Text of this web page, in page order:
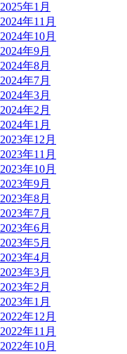
2025年1月
2024年11月
2024年10月
2024年9月
2024年8月
2024年7月
2024年3月
2024年2月
2024年1月
2023年12月
2023年11月
2023年10月
2023年9月
2023年8月
2023年7月
2023年6月
2023年5月
2023年4月
2023年3月
2023年2月
2023年1月
2022年12月
2022年11月
2022年10月